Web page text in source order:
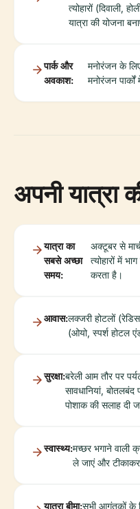
त्योहारों (दिवाली,
यात्रा की योजना
पार्क और
अवकाश:
मनोरंजन के लिए
मनोरंजन पार्कों
अपनी यात्रा
यात्रा का
सबसे अच्छा
समय:
अक्टूबर से
त्योहारों में
करता है।
आवास:लक्जरी होटलों
(ओयो, स्पर्श होटल
सुरक्षा:बरेली आम तौर पर
सावधानियां, बोतलबंद
पोशाक की सलाह दी
स्वास्थ्य:मच्छर भगाने वाली
ले जाएं और
यात्रा बीमा:सभी आगंतुकों के